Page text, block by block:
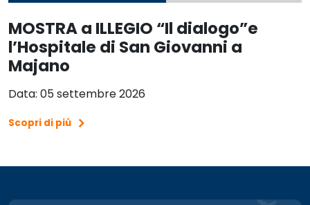
MOSTRA a ILLEGIO “Il dialogo”e
l’Hospitale di San Giovanni a
Majano
Data: 05 settembre 2026
Scopri di più